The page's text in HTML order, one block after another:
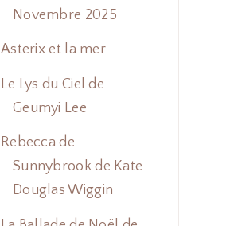
Novembre 2025
Asterix et la mer
Le Lys du Ciel de
Geumyi Lee
Rebecca de
Sunnybrook de Kate
Douglas Wiggin